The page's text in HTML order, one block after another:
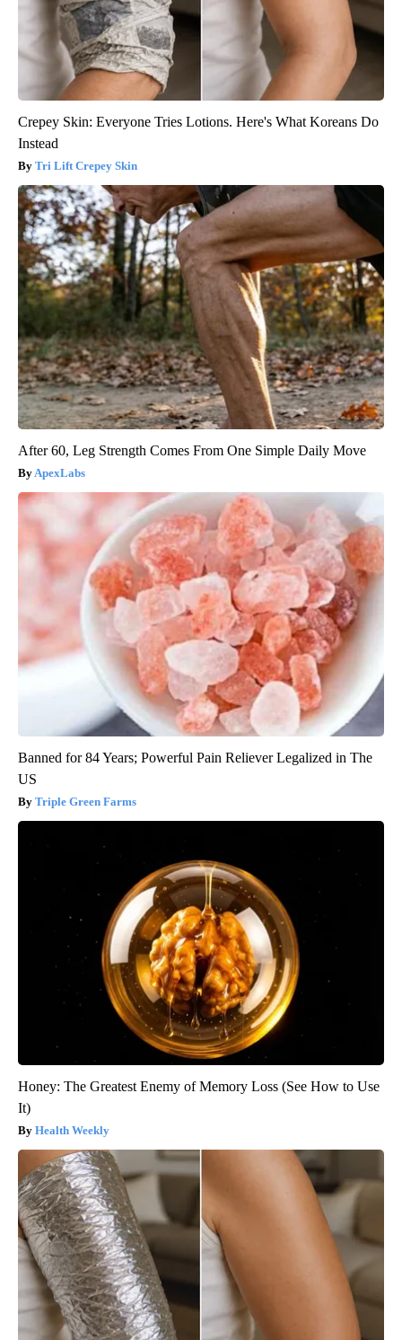
Crepey Skin: Everyone Tries Lotions. Here's What Koreans Do
Instead
Tri Lift Crepey Skin
After 60, Leg Strength Comes From One Simple Daily Move
ApexLabs
Banned for 84 Years; Powerful Pain Reliever Legalized in The
US
Triple Green Farms
Honey: The Greatest Enemy of Memory Loss (See How to Use
It)
Health Weekly